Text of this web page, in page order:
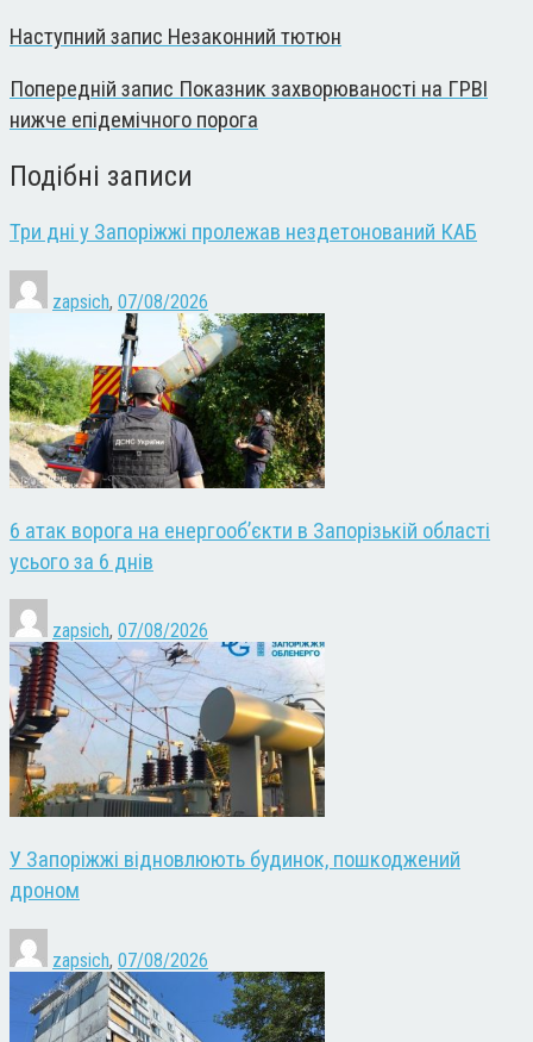
Наступний запис Незаконний тютюн
Попередній запис Показник захворюваності на ГРВІ
нижче епідемічного порога
Подібні записи
Три дні у Запоріжжі пролежав нездетонований КАБ
zapsich, 07/08/2026
6 атак ворога на енергооб’єкти в Запорізькій області
усього за 6 днів
zapsich, 07/08/2026
У Запоріжжі відновлюють будинок, пошкоджений
дроном
zapsich, 07/08/2026